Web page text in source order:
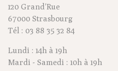
120 Grand'Rue
67000 Strasbourg
Tél : 03 88 35 32 84
Lundi : 14h à 19h
Mardi - Samedi : 10h à 19h